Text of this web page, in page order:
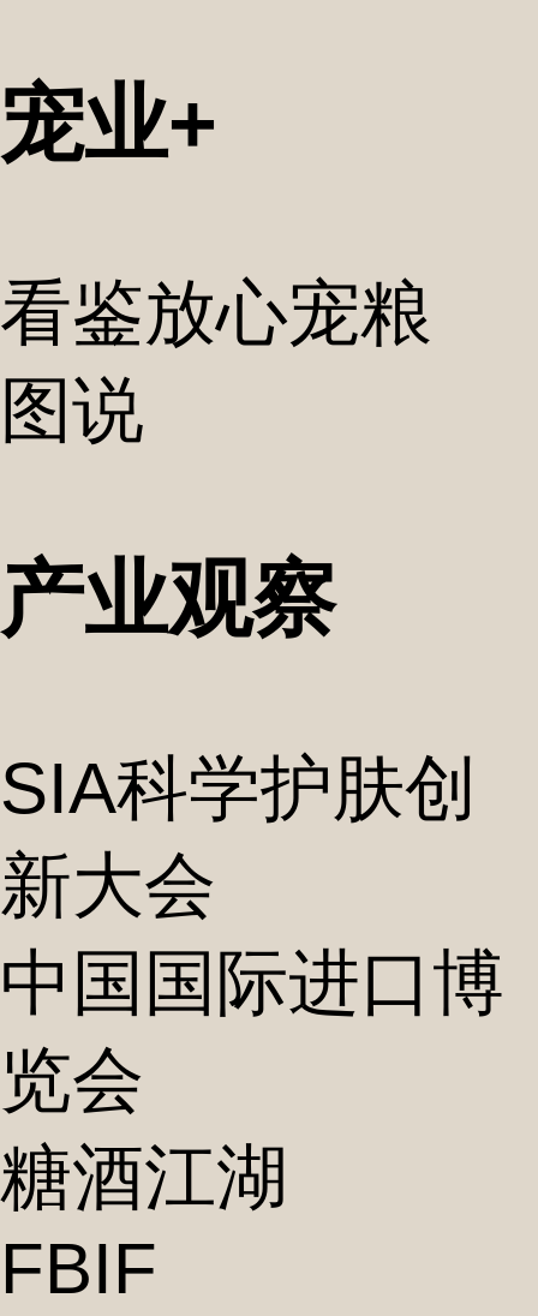
宠业+
看鉴放心宠粮
图说
产业观察
SIA科学护肤创
新大会
中国国际进口博
览会
糖酒江湖
FBIF